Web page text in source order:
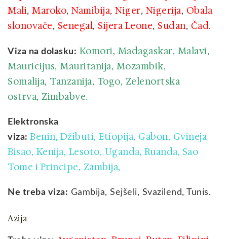
Mali, Maroko, Namibija, Niger, Nigerija, Obala
slonovače, Senegal, Sijera Leone, Sudan, Čad.
Viza na dolasku: Komori, Madagaskar, Malavi,
Mauricijus, Mauritanija, Mozambik,
Somalija, Tanzanija, Togo, Zelenortska
ostrva, Zimbabve.
Elektronska
viza: Benin, Džibuti, Etiopija, Gabon, Gvineja
Bisao, Kenija, Lesoto, Uganda, Ruanda, Sao
Tome i Principe, Zambija,
Ne treba viza: Gambija, Sejšeli, Svazilend, Tunis.
Azija